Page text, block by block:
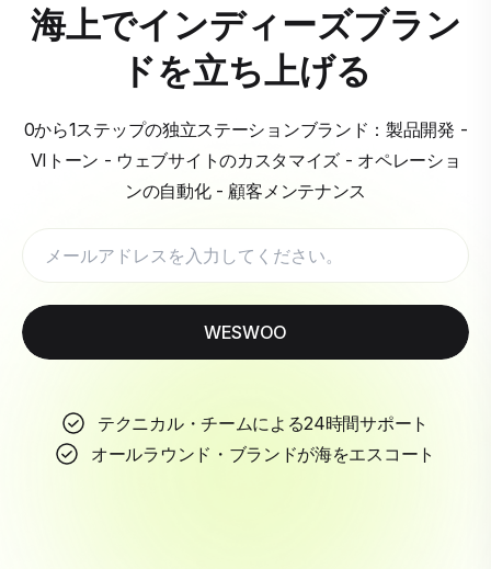
海上でインディーズブラン
ドを立ち上げる
0から1ステップの独立ステーションブランド：製品開発 -
VIトーン - ウェブサイトのカスタマイズ - オペレーショ
ンの自動化 - 顧客メンテナンス
WESWOO
テクニカル・チームによる24時間サポート
オールラウンド・ブランドが海をエスコート